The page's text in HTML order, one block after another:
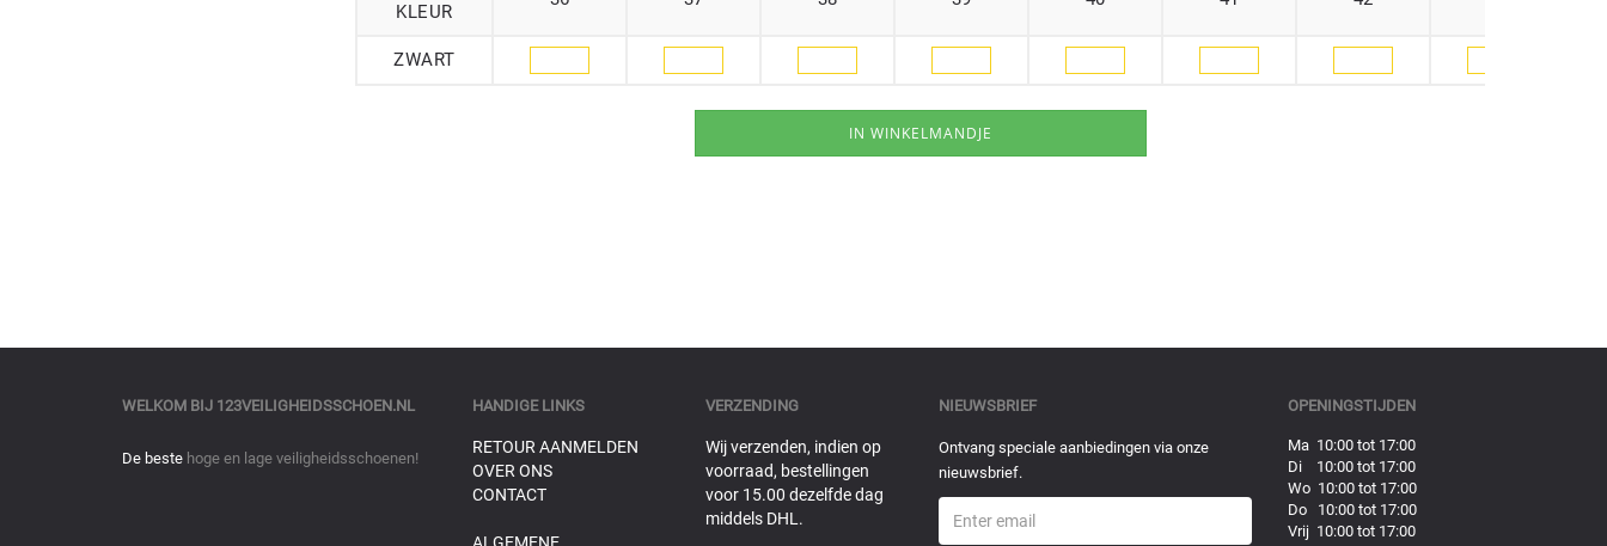
KLEUR
ZWART
WELKOM BIJ 123VEILIGHEIDSSCHOEN.NL
De beste hoge en lage veiligheidsschoenen!
HANDIGE LINKS
RETOUR AANMELDEN
OVER ONS
CONTACT
VERZENDING
Wij verzenden, indien op
voorraad, bestellingen
voor 15.00 dezelfde dag
middels DHL.
NIEUWSBRIEF
Ontvang speciale aanbiedingen via onze
nieuwsbrief.
OPENINGSTIJDEN
Ma 10:00 tot 17:00
Di 10:00 tot 17:00
Wo 10:00 tot 17:00
Do 10:00 tot 17:00
Vrij 10:00 tot 17:00